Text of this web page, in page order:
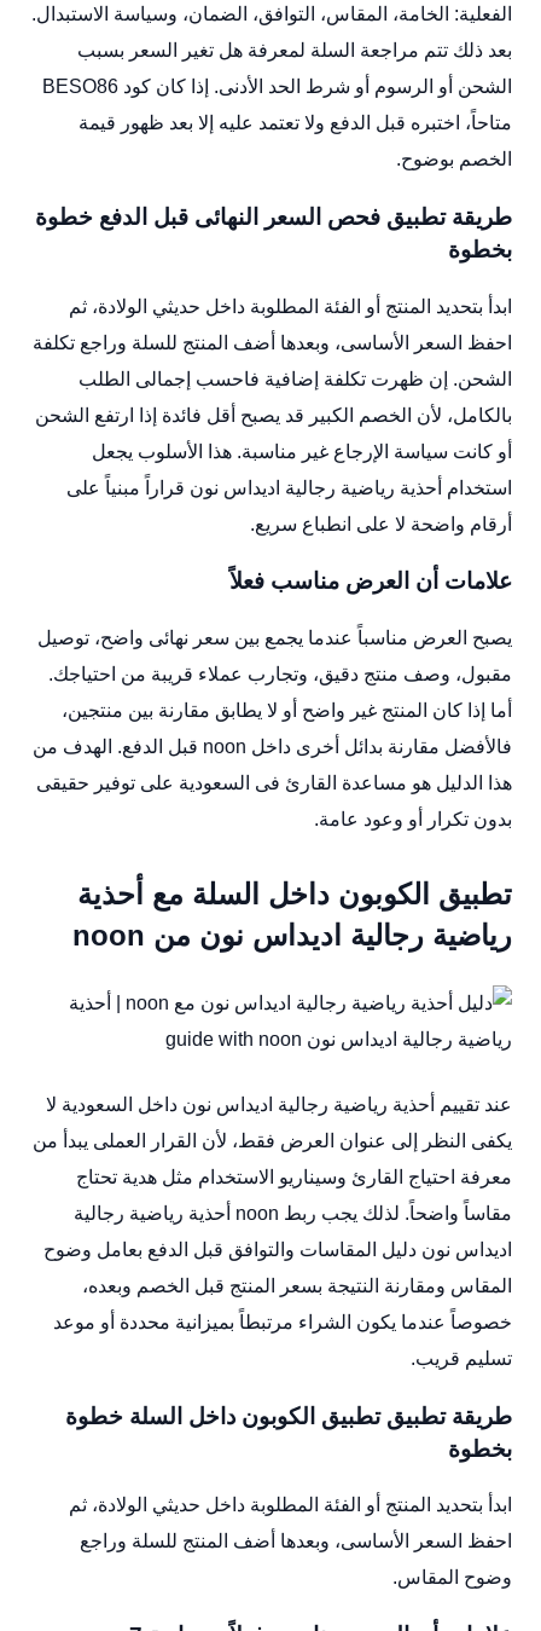
الفعلية: الخامة، المقاس، التوافق، الضمان، وسياسة الاستبدال.
بعد ذلك تتم مراجعة السلة لمعرفة هل تغير السعر بسبب
الشحن أو الرسوم أو شرط الحد الأدنى. إذا كان كود BESO86
متاحاً، اختبره قبل الدفع ولا تعتمد عليه إلا بعد ظهور قيمة
الخصم بوضوح.
طريقة تطبيق فحص السعر النهائى قبل الدفع خطوة
بخطوة
ابدأ بتحديد المنتج أو الفئة المطلوبة داخل حديثي الولادة، ثم
احفظ السعر الأساسى، وبعدها أضف المنتج للسلة وراجع تكلفة
الشحن. إن ظهرت تكلفة إضافية فاحسب إجمالى الطلب
بالكامل، لأن الخصم الكبير قد يصبح أقل فائدة إذا ارتفع الشحن
أو كانت سياسة الإرجاع غير مناسبة. هذا الأسلوب يجعل
استخدام أحذية رياضية رجالية اديداس نون قراراً مبنياً على
أرقام واضحة لا على انطباع سريع.
علامات أن العرض مناسب فعلاً
يصبح العرض مناسباً عندما يجمع بين سعر نهائى واضح، توصيل
مقبول، وصف منتج دقيق، وتجارب عملاء قريبة من احتياجك.
أما إذا كان المنتج غير واضح أو لا يطابق مقارنة بين منتجين،
فالأفضل مقارنة بدائل أخرى داخل noon قبل الدفع. الهدف من
هذا الدليل هو مساعدة القارئ فى السعودية على توفير حقيقى
بدون تكرار أو وعود عامة.
تطبيق الكوبون داخل السلة مع أحذية
رياضية رجالية اديداس نون من noon
عند تقييم أحذية رياضية رجالية اديداس نون داخل السعودية لا
يكفى النظر إلى عنوان العرض فقط، لأن القرار العملى يبدأ من
معرفة احتياج القارئ وسيناريو الاستخدام مثل هدية تحتاج
مقاساً واضحاً. لذلك يجب ربط noon أحذية رياضية رجالية
اديداس نون دليل المقاسات والتوافق قبل الدفع بعامل وضوح
المقاس ومقارنة النتيجة بسعر المنتج قبل الخصم وبعده،
خصوصاً عندما يكون الشراء مرتبطاً بميزانية محددة أو موعد
تسليم قريب.
طريقة تطبيق تطبيق الكوبون داخل السلة خطوة
بخطوة
ابدأ بتحديد المنتج أو الفئة المطلوبة داخل حديثي الولادة، ثم
احفظ السعر الأساسى، وبعدها أضف المنتج للسلة وراجع
وضوح المقاس.